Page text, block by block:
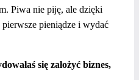
Piwa nie piję, ale dzięki
pieniądze i wydać
się założyć biznes,